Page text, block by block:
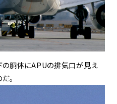
胴体にAPUの排気口が見え
。